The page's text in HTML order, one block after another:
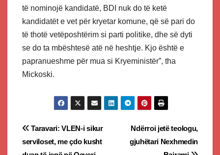
të nominojë kandidatë, BDI nuk do të ketë
kandidatët e vet për kryetar komune, që së pari do
të thotë vetëposhtërim si parti politike, dhe së dyti
se do ta mbështesë atë në heshtje. Kjo është e
papranueshme për mua si Kryeministër”, tha
Mickoski.
Post
Ndërroi jetë teologu,
gjuhëtari Nexhmedin
Taravari: VLEN-i sikur
serviloset, me çdo kusht